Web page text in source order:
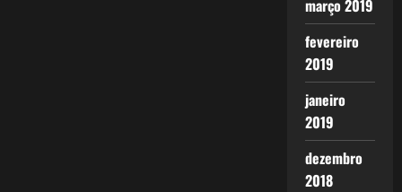
março 2019
fevereiro
2019
janeiro
2019
dezembro
2018